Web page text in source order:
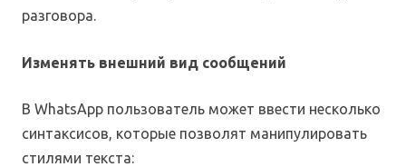
разговора.
Изменять внешний вид сообщений
В WhatsApp пользователь может ввести несколько
синтаксисов, которые позволят манипулировать
стилями текста: